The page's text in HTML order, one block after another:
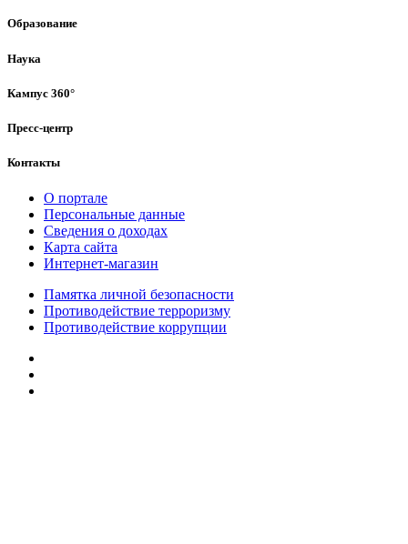
Образование
Наука
Кампус 360°
Пресс-центр
Контакты
О портале
Персональные данные
Сведения о доходах
Карта сайта
Интернет-магазин
Памятка личной безопасности
Противодействие терроризму
Противодействие коррупции